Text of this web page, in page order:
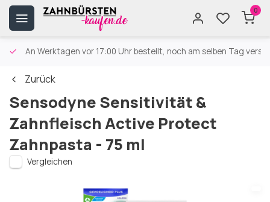
0
An Werktagen vor 17:00 Uhr bestellt, noch am selben Tag
Zurück
Sensodyne Sensitivität &
Zahnfleisch Active Protect
Zahnpasta - 75 ml
Vergleichen